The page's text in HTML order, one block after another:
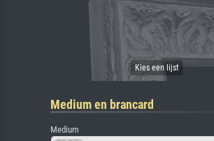
Medium en brancard
Medium